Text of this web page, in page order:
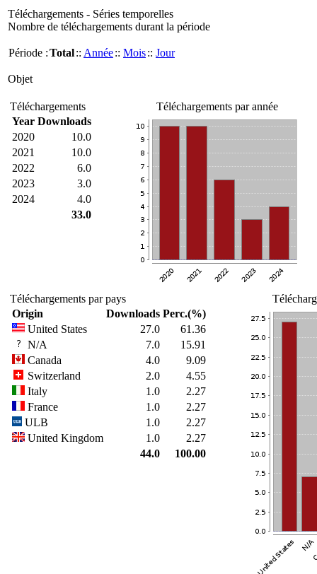
Téléchargements - Séries temporelles
Nombre de téléchargements durant la période
Période :Total:: Année:: Mois:: Jour
Objet
Téléchargements
Year Downloads
2020
10.0
2021
10.0
2022
6.0
2023
3.0
2024
4.0
33.0
Téléchargements par année
Téléchargements par pays
Origin
Downloads Perc.(%)
United States
27.0
61.36
N/A
7.0
15.91
Canada
4.0
9.09
Switzerland
2.0
4.55
Italy
1.0
2.27
France
1.0
2.27
ULB
1.0
2.27
United Kingdom
1.0
2.27
44.0
100.00